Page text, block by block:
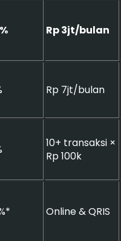
Rp 3jt/bulan
Rp 7jt/bulan
10+ transaksi ×
Rp 100k
Online & QRIS